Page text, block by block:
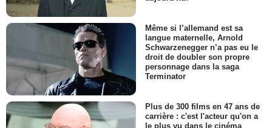
Même si l’allemand est sa
langue maternelle, Arnold
Schwarzenegger n’a pas eu le
droit de doubler son propre
personnage dans la saga
Terminator
Plus de 300 films en 47 ans de
carrière : c'est l'acteur qu'on a